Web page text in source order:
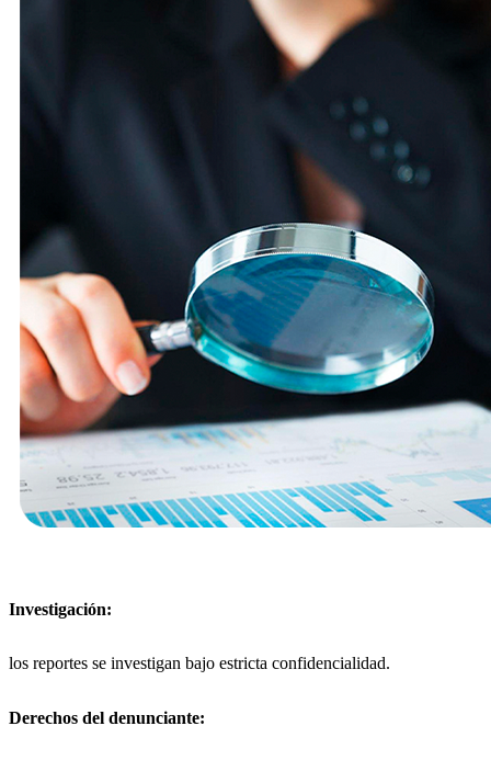
Investigación:
los reportes se investigan bajo estricta confidencialidad.
Derechos del denunciante: